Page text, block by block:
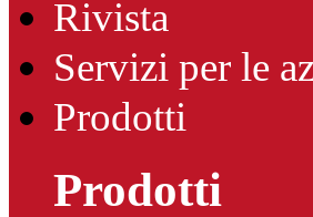
Rivista
Servizi per le
Prodotti
Prodotti